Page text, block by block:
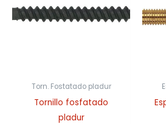
Torn. Fostatado pladur
Tornillo fosfatado
pladur
hasta
0,04€